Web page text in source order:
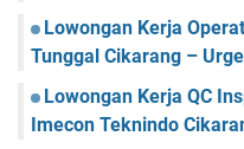
Lowongan Kerja
Tunggal Cikarang –
Lowongan Kerja QC
Imecon Teknindo